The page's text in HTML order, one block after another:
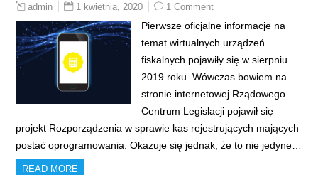
admin 1 kwietnia, 2020 1 Comment
Pierwsze oficjalne informacje na
temat wirtualnych urządzeń
fiskalnych pojawiły się w sierpniu
2019 roku. Wówczas bowiem na
stronie internetowej Rządowego
Centrum Legislacji pojawił się
projekt Rozporządzenia w sprawie kas rejestrujących mających
postać oprogramowania. Okazuje się jednak, że to nie jedyne…
READ MORE